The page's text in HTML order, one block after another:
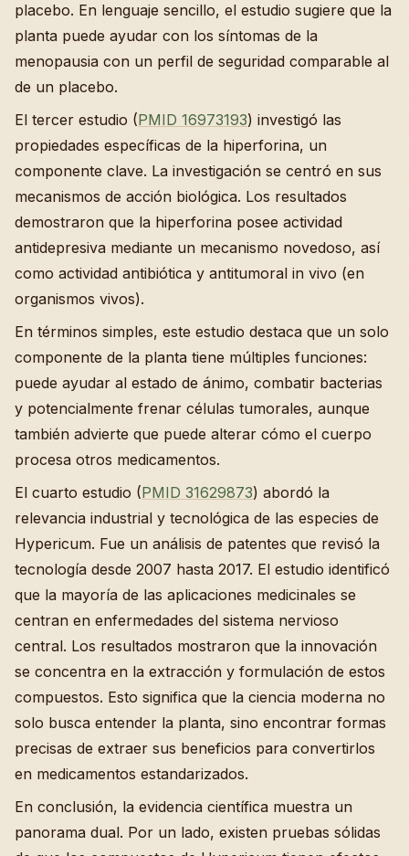
placebo. En lenguaje sencillo, el estudio sugiere que la
planta puede ayudar con los síntomas de la
menopausia con un perfil de seguridad comparable al
de un placebo.
El tercer estudio (PMID 16973193) investigó las
propiedades específicas de la hiperforina, un
componente clave. La investigación se centró en sus
mecanismos de acción biológica. Los resultados
demostraron que la hiperforina posee actividad
antidepresiva mediante un mecanismo novedoso, así
como actividad antibiótica y antitumoral in vivo (en
organismos vivos).
En términos simples, este estudio destaca que un solo
componente de la planta tiene múltiples funciones:
puede ayudar al estado de ánimo, combatir bacterias
y potencialmente frenar células tumorales, aunque
también advierte que puede alterar cómo el cuerpo
procesa otros medicamentos.
El cuarto estudio (PMID 31629873) abordó la
relevancia industrial y tecnológica de las especies de
Hypericum. Fue un análisis de patentes que revisó la
tecnología desde 2007 hasta 2017. El estudio identificó
que la mayoría de las aplicaciones medicinales se
centran en enfermedades del sistema nervioso
central. Los resultados mostraron que la innovación
se concentra en la extracción y formulación de estos
compuestos. Esto significa que la ciencia moderna no
solo busca entender la planta, sino encontrar formas
precisas de extraer sus beneficios para convertirlos
en medicamentos estandarizados.
En conclusión, la evidencia científica muestra un
panorama dual. Por un lado, existen pruebas sólidas